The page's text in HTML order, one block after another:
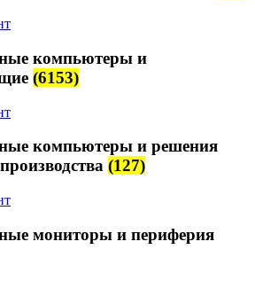
компьютеры и
(6153)
компьютеры и решения
(127)
мониторы и периферия